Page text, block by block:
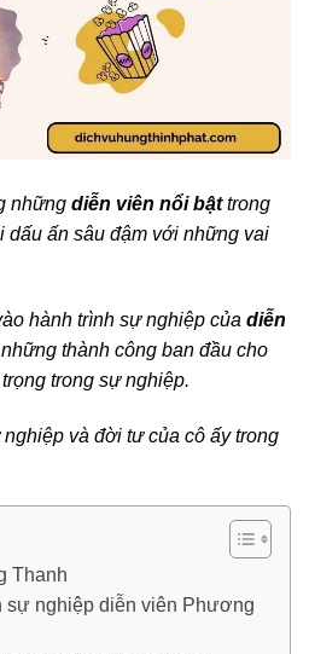
những diễn viên nổi bậttrong
dấu ấn sâu đậm với những vai
hành trình sự nghiệp của diễn
thành công ban đầu cho
trong sự nghiệp.
và đời tư của cô ấy trong
Thanh
sự nghiệp diễn viên Phương